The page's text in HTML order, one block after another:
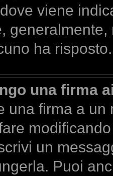
viene
ha risposto.
una firma
una firma a
un
Puoi